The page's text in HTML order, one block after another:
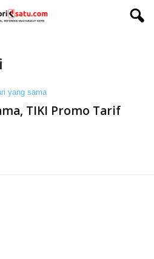
TIKI Promo Tarif